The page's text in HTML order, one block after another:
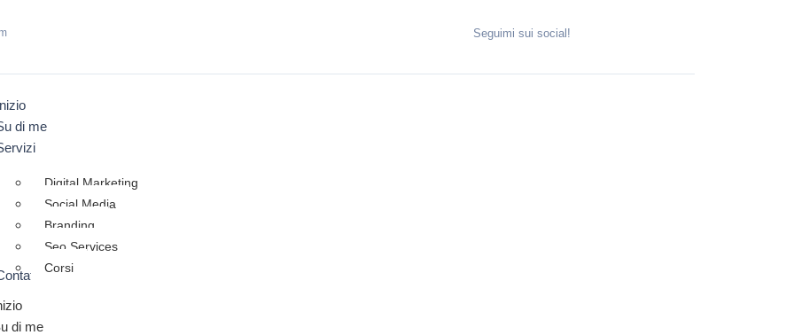
Seguimi sui social!
di me
Digital Marketing
Social Media
Branding
Seo Services
Corsi
di me